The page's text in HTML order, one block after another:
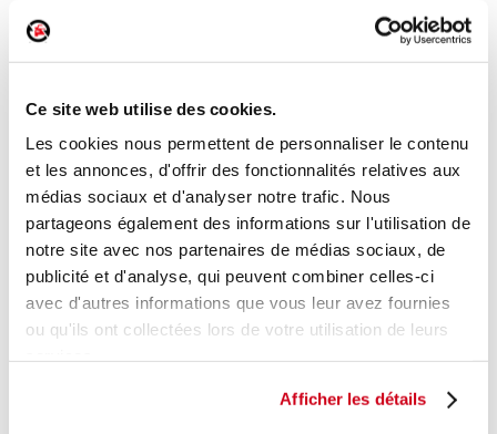
Ce site web utilise des cookies.
Les cookies nous permettent de personnaliser le contenu
et les annonces, d'offrir des fonctionnalités relatives aux
médias sociaux et d'analyser notre trafic. Nous
partageons également des informations sur l'utilisation de
notre site avec nos partenaires de médias sociaux, de
publicité et d'analyse, qui peuvent combiner celles-ci
avec d'autres informations que vous leur avez fournies
ou qu'ils ont collectées lors de votre utilisation de leurs
Afficher les détails
Rétroviseur manuel droit
Réf. constructeur :1S1857508AB9B9
Modèle d'origine : SKODA CITIGO 2011 - 201709
Modèle de provenance
Caractéristiques techniques
En stock 44,00 € TTC
AJOUTER AU PANIER